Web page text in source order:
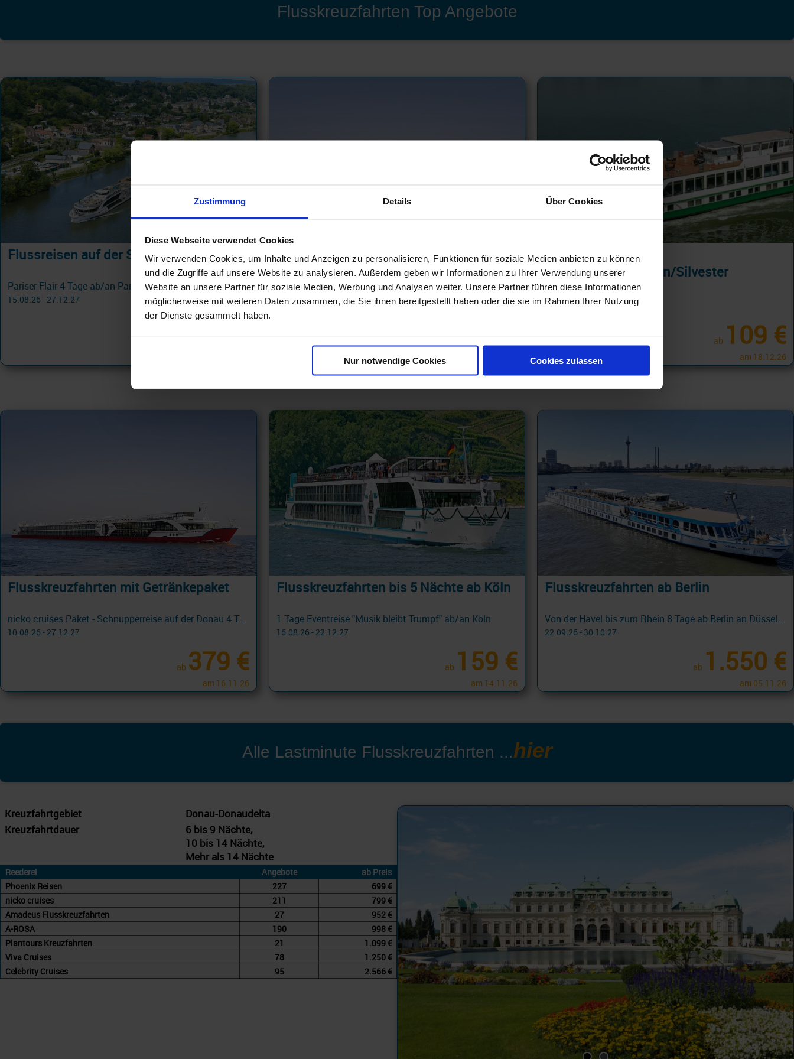
Zustimmung Details Über Cookies
Diese Webseite verwendet Cookies
Wir verwenden Cookies, um Inhalte und Anzeigen zu personalisieren, Funktionen für soziale Medien anbieten zu können
und die Zugriffe auf unsere Website zu analysieren. Außerdem geben wir Informationen zu Ihrer Verwendung unserer
Website an unsere Partner für soziale Medien, Werbung und Analysen weiter. Unsere Partner führen diese Informationen
möglicherweise mit weiteren Daten zusammen, die Sie ihnen bereitgestellt haben oder die sie im Rahmen Ihrer Nutzung
der Dienste gesammelt haben.
Nur notwendige Cookies Cookies zulassen
Flusskreuzfahrten Top Angebote
Flussreisen auf der Seine
Pariser Flair 4 Tage ab/an Paris
15.08.26 - 27.12.27
695 €
Flussreisen rund um Ostern 2027
24.03.27 - 31.03.27
am 29.03.27
Flussreisen
Advent/Weihnachten/Silvester
01.11.26 - 23.12.26
ab 109 €
am 18.12.26
Flusskreuzfahrten mit Getränkepaket
nicko cruises Paket - Schnupperreise auf der Donau 4 Tage ab/an Passau + Sonderpreise mit Cashback
10.08.26 - 27.12.27
ab 379 €
am 16.11.26
Flusskreuzfahrten bis 5 Nächte ab Köln
1 Tage Eventreise "Musik bleibt Trumpf" ab/an Köln
16.08.26 - 22.12.27
ab 159 €
am 14.11.26
Flusskreuzfahrten ab Berlin
Von der Havel bis zum Rhein 8 Tage ab Berlin an Düsseldorf
22.09.26 - 30.10.27
ab 1.550 €
am 05.11.26
Alle Lastminute Flusskreuzfahrten ...hier
Kreuzfahrtgebiet
Donau-Donaudelta
Kreuzfahrtdauer
6 bis 9 Nächte,
10 bis 14 Nächte,
Mehr als 14 Nächte
Reederei Angebote
ab Preis
Phoenix Reisen
227
699 €
nicko cruises
211
799 €
Amadeus Flusskreuzfahrten
27
952 €
A-ROSA
190
998 €
Plantours Kreuzfahrten
21
1.099 €
Viva Cruises
78
1.250 €
Celebrity Cruises
95 2.566 €